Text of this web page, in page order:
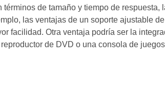
de tamaño y tiempo de
las ventajas de un soporte ajustable
facilidad. Otra ventaja podría ser la
de DVD o una consola de